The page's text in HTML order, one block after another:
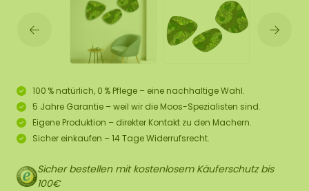
100 % natürlich, 0 % Pflege – eine nachhaltige Wahl.
5 Jahre Garantie – weil wir die Moos-Spezialisten sind.
Eigene Produktion – direkter Kontakt zu den Machern.
Sicher einkaufen – 14 Tage Widerrufsrecht.
Sicher bestellen mit kostenlosem Käuferschutz bis
100€